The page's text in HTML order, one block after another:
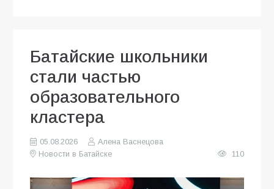
Батайские школьники
стали частью
образовательного
кластера
05.08.2026
Алена Васнецова
Новости в Батайске
110